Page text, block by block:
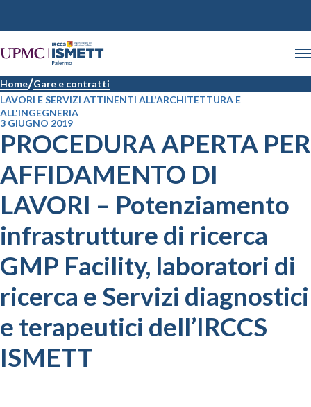
Home Gare e contratti
LAVORI E SERVIZI ATTINENTI ALL'ARCHITETTURA E
ALL'INGEGNERIA
3 GIUGNO 2019
PROCEDURA APERTA PER
AFFIDAMENTO DI
LAVORI – Potenziamento
infrastrutture di ricerca
GMP Facility, laboratori di
ricerca e Servizi diagnostici
e terapeutici dell’IRCCS
ISMETT